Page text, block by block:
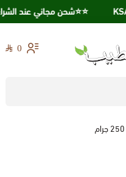
⭐️⭐️شحن مجاني عند الشراء بقيمة 250
0